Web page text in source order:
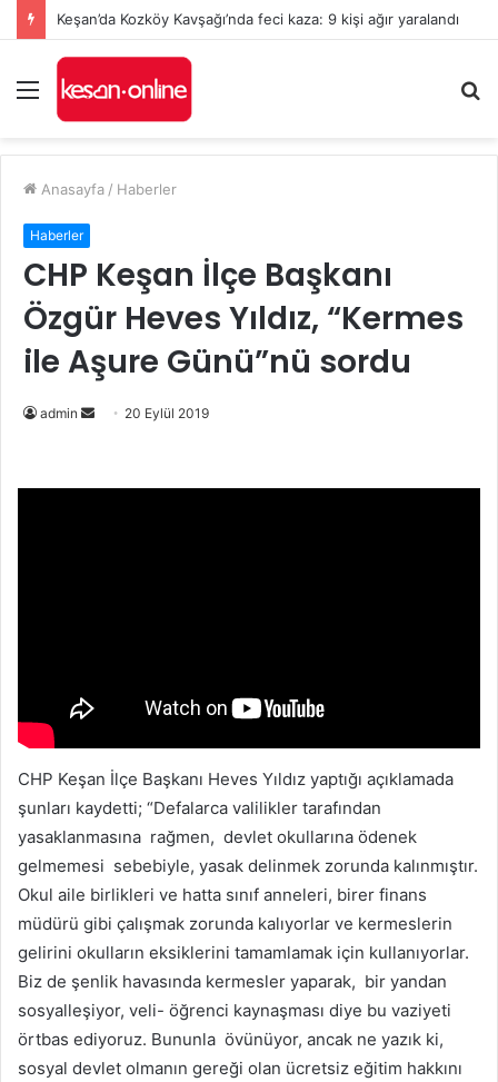
Keşan’da Kozköy Kavşağı’nda feci kaza: 9 kişi ağır yaralandı
Menü
...
Anasayfa / Haberler
Haberler
CHP Keşan İlçe Başkanı
Özgür Heves Yıldız, “Kermes
ile Aşure Günü”nü sordu
admin
Bir
göndermek
20 Eylül 2019
CHP Keşan İlçe Başkanı Heves Yıldız yaptığı açıklamada
şunları kaydetti; “Defalarca valilikler tarafından
yasaklanmasına rağmen, devlet okullarına ödenek
gelmemesi sebebiyle, yasak delinmek zorunda kalınmıştır.
Okul aile birlikleri ve hatta sınıf anneleri, birer finans
müdürü gibi çalışmak zorunda kalıyorlar ve kermeslerin
gelirini okulların eksiklerini tamamlamak için kullanıyorlar.
Biz de şenlik havasında kermesler yaparak, bir yandan
sosyalleşiyor, veli- öğrenci kaynaşması diye bu vaziyeti
örtbas ediyoruz. Bununla övünüyor, ancak ne yazık ki,
sosyal devlet olmanın gereği olan ücretsiz eğitim hakkını